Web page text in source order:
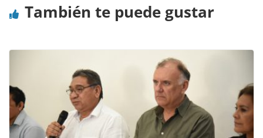
También te puede gustar